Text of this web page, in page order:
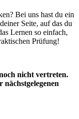
Bei uns hast du ein
Seite, auf das du
Lernen so einfach,
Prüfung!
nicht vertreten.